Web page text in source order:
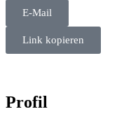
E-Mail
Link kopieren
Profil